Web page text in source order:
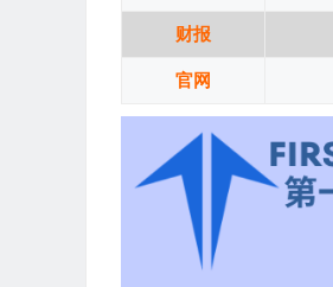
财报
官网